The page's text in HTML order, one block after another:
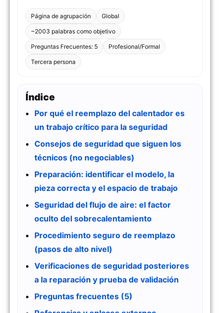
Página de agrupación Global
~2003 palabras como objetivo
Preguntas Frecuentes: 5 Profesional/Formal
Tercera persona
Índice
Por qué el reemplazo del calentador es
un trabajo crítico para la seguridad
Consejos de seguridad que siguen los
técnicos (no negociables)
Preparación: identificar el modelo, la
pieza correcta y el espacio de trabajo
Seguridad del flujo de aire: el factor
oculto del sobrecalentamiento
Procedimiento seguro de reemplazo
(pasos de alto nivel)
Verificaciones de seguridad posteriores
a la reparación y prueba de validación
Preguntas frecuentes (5)